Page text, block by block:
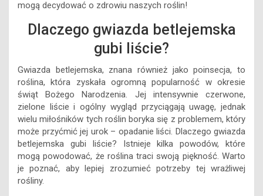
mogą decydować o zdrowiu naszych roślin!
Dlaczego gwiazda betlejemska
gubi liście?
Gwiazda betlejemska, znana również jako poinsecja, to
roślina, która zyskała ogromną popularność w okresie
świąt Bożego Narodzenia. Jej intensywnie czerwone,
zielone liście i ogólny wygląd przyciągają uwagę, jednak
wielu miłośników tych roślin boryka się z problemem, który
może przyćmić jej urok – opadanie liści. Dlaczego gwiazda
betlejemska gubi liście? Istnieje kilka powodów, które
mogą powodować, że roślina traci swoją piękność. Warto
je poznać, aby lepiej zrozumieć potrzeby tej wrażliwej
rośliny.